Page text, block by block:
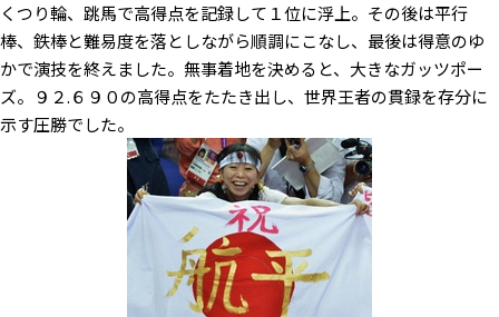
くつり輪、跳馬で高得点を記録して１位に浮上。その後は平行
棒、鉄棒と難易度を落としながら順調にこなし、最後は得意のゆ
かで演技を終えました。無事着地を決めると、大きなガッツポー
ズ。９２.６９０の高得点をたたき出し、世界王者の貫録を存分に
示す圧勝でした。